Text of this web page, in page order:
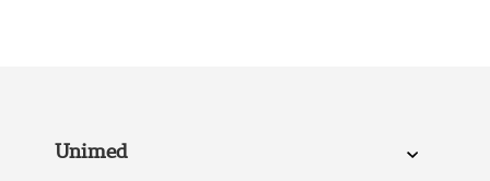
Unimed